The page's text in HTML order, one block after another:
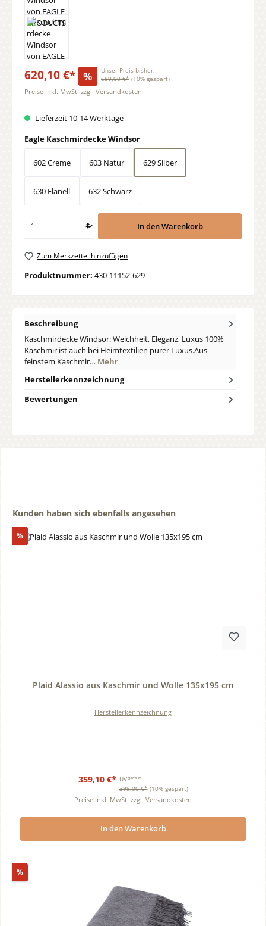
620,10 €* %
Unser Preis bisher:
689,00 €* (10% gespart)
Preise inkl. MwSt. zzgl. Versandkosten
Lieferzeit 10-14 Werktage
Eagle Kaschmirdecke Windsorauswählen
602 Creme 603 Natur 629 Silber
630 Flanell 632 Schwarz
In den Warenkorb
Zum Merkzettel hinzufügen
Produktnummer: 430-11152-629
Beschreibung
Kaschmirdecke Windsor: Weichheit, Eleganz, Luxus 100%
Kaschmir ist auch bei Heimtextilien purer Luxus.Aus
feinstem Kaschmir… Mehr
Herstellerkennzeichnung
Bewertungen
Produktgalerie überspringen
Kunden haben sich ebenfalls angesehen
%Rabatt
Plaid Alassio aus Kaschmir und Wolle 135x195 cm
Herstellerkennzeichnung
359,10 €* UVP***
399,00 €* (10% gespart)
Preise inkl. MwSt. zzgl. Versandkosten
In den Warenkorb
%Rabatt